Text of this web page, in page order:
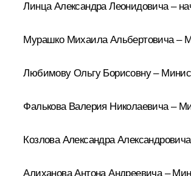
ЛинцаАлександра Леонидовича –
МурашкоМихаила Альбертовича –
ЛюбимовуОльгу Борисовну –
ФальковаВалерия Николаевича –
КозловаАлександра
АлихановаАнтона Андреевича –